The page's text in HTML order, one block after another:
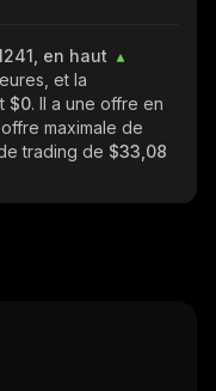
en haut
et la
$0. Il a une offre en
maximale de
trading de $33,08